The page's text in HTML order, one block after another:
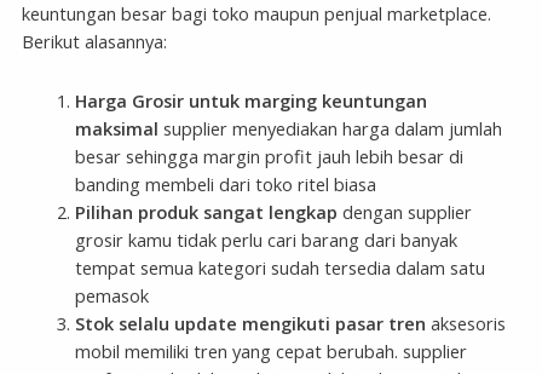
keuntungan besar bagi toko maupun penjual marketplace.
Berikut alasannya:
Harga Grosir untuk marging keuntungan
maksimal supplier menyediakan harga dalam jumlah
besar sehingga margin profit jauh lebih besar di
banding membeli dari toko ritel biasa
Pilihan produk sangat lengkap dengan supplier
grosir kamu tidak perlu cari barang dari banyak
tempat semua kategori sudah tersedia dalam satu
pemasok
Stok selalu update mengikuti pasar tren aksesoris
mobil memiliki tren yang cepat berubah. supplier